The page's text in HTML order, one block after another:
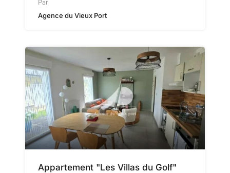
Par
Agence du Vieux Port
Appartement "Les Villas du Golf"